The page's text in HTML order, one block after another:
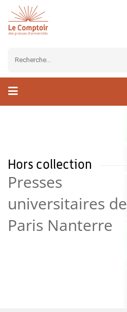
Hors collection
Presses
universitaires de
Paris Nanterre